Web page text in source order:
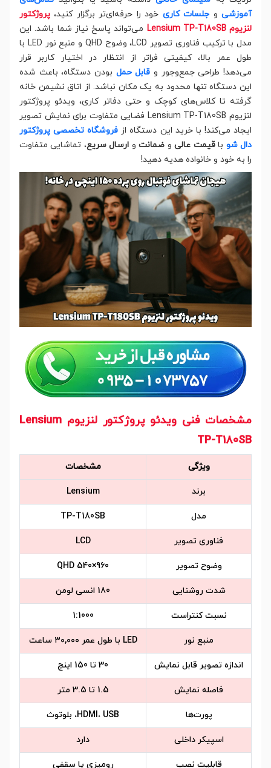
آموزشیو جلسات کاری خود را حرفه‌ای‌تر برگزار کنید، پروژکتور
لنزیوم Lensium TP-T180SB
می‌تواند پاسخ نیاز شما باشد. این
مدل با ترکیب فناوری تصویر LCD، وضوح QHD و منبع نور LED با
طول عمر بالا، کیفیتی فراتر از انتظار در اختیار کاربر قرار
می‌دهد! طراحی جمع‌وجور و قابل حمل بودن دستگاه، باعث شده
این دستگاه تنها محدود به یک مکان نباشد. از اتاق نشیمن خانه
گرفته تا کلاس‌های کوچک و حتی دفاتر کاری، ویدئو پروژکتور
لنزیوم Lensium TP-T180SB فضایی متفاوت برای نمایش تصویر
ایجاد می‌کند! با خرید این دستگاه از فروشگاه تخصصی پروژکتور
دال شو باقیمت عالیو ضمانت و ارسال سریع، تماشایی متفاوت
را به خود و خانواده هدیه دهید!
مشخصات فنی ویدئو پروژکتور لنزیوم Lensium
TP-T180SB
ویژگی مشخصات
برند Lensium
مدل TP-T180SB
فناوری تصویر LCD
وضوح تصویر 960×540 QHD
شدت روشنایی 180 انسی لومن
نسبت کنتراست 1:1000
منبع نور LED با طول عمر ۳۰,۰۰۰ ساعت
اندازه تصویر قابل نمایش 30 تا 150 اینچ
فاصله نمایش 1.5 تا 3.5 متر
پورت‌ها HDMI، USB، بلوتوث
اسپیکر داخلی دارد
قابلیت نصب رومیزی یا سقفی